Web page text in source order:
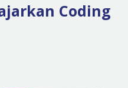
Coding